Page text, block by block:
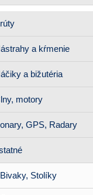
a kŕmenie
a bižutéria
motory
GPS, Radary
Bivaky, Stolíky